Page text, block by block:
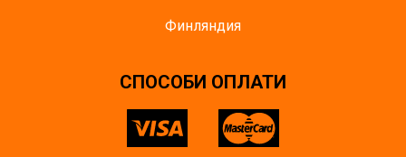
Финляндия
СПОСОБИ ОПЛАТИ